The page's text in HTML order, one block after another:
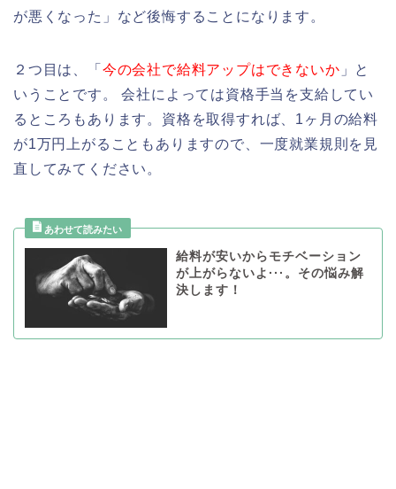
が悪くなった」など後悔することになります。
２つ目は、「 今の会社で給料アップはできないか 」と
いうことです。 会社によっては資格手当を支給してい
るところもあります。資格を取得すれば、1ヶ月の給料
が1万円上がることもありますので、一度就業規則を見
直してみてください。
給料が安いからモチベーション
が上がらないよ···。その悩み解
決します！